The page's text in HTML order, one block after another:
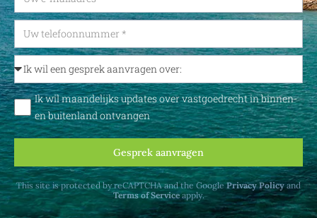
Ik wil maandelijks updates over vastgoedrecht in binnen-
en buitenland ontvangen
Gesprek aanvragen
This site is protected by reCAPTCHA and the GooglePrivacy Policy and
Terms of Serviceapply.